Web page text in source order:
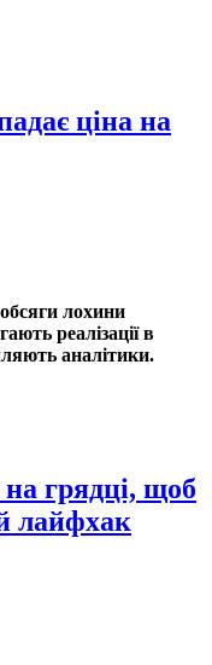
ціна на
лохини
реалізації в
аналітики.
грядці, щоб
лайфхак